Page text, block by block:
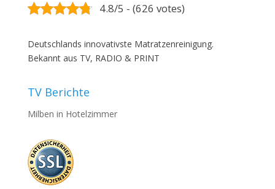
4.8/5 - (626 votes)
Deutschlands innovativste Matratzenreinigung.
Bekannt aus TV, RADIO & PRINT
TV Berichte
Milben in Hotelzimmer